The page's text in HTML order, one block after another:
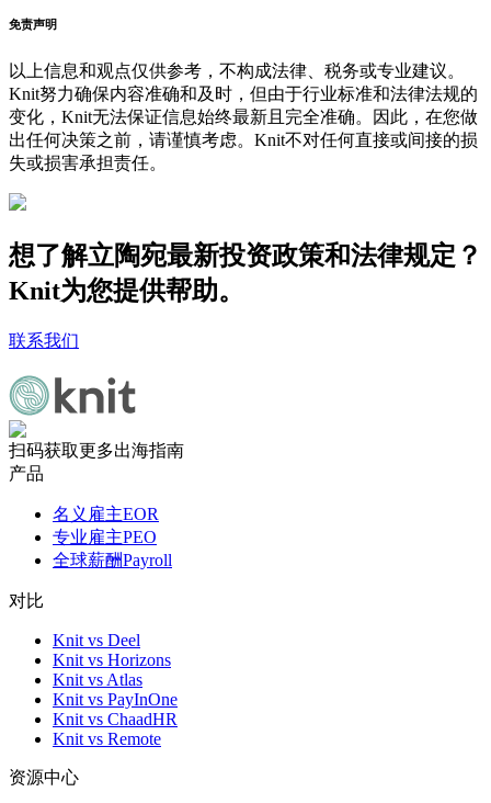
免责声明
以上信息和观点仅供参考，不构成法律、税务或专业建议。
Knit努力确保内容准确和及时，但由于行业标准和法律法规的
变化，Knit无法保证信息始终最新且完全准确。因此，在您做
出任何决策之前，请谨慎考虑。Knit不对任何直接或间接的损
失或损害承担责任。
想了解立陶宛最新投资政策和法律规定？
Knit为您提供帮助。
联系我们
扫码获取更多出海指南
产品
名义雇主EOR
专业雇主PEO
全球薪酬Payroll
对比
Knit vs Deel
Knit vs Horizons
Knit vs Atlas
Knit vs PayInOne
Knit vs ChaadHR
Knit vs Remote
资源中心